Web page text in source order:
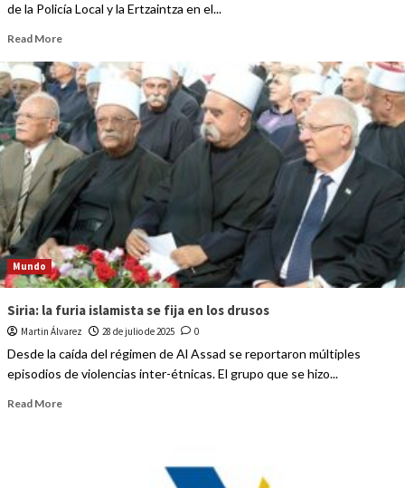
de la Policía Local y la Ertzaintza en el...
Read More
Mundo
Siria: la furia islamista se fija en los drusos
Martin Álvarez 28 de julio de 2025 0
Desde la caída del régimen de Al Assad se reportaron múltiples
episodios de violencias inter-étnicas. El grupo que se hizo...
Read More